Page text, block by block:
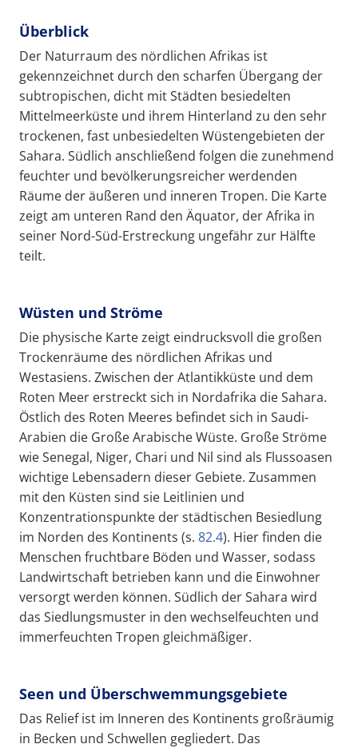
Überblick
Der Naturraum des nördlichen Afrikas ist
gekennzeichnet durch den scharfen Übergang der
subtropischen, dicht mit Städten besiedelten
Mittelmeerküste und ihrem Hinterland zu den sehr
trockenen, fast unbesiedelten Wüstengebieten der
Sahara. Südlich anschließend folgen die zunehmend
feuchter und bevölkerungsreicher werdenden
Räume der äußeren und inneren Tropen. Die Karte
zeigt am unteren Rand den Äquator, der Afrika in
seiner Nord-Süd-Erstreckung ungefähr zur Hälfte
teilt.
Wüsten und Ströme
Die physische Karte zeigt eindrucksvoll die großen
Trockenräume des nördlichen Afrikas und
Westasiens. Zwischen der Atlantikküste und dem
Roten Meer erstreckt sich in Nordafrika die Sahara.
Östlich des Roten Meeres befindet sich in Saudi-
Arabien die Große Arabische Wüste. Große Ströme
wie Senegal, Niger, Chari und Nil sind als Flussoasen
wichtige Lebensadern dieser Gebiete. Zusammen
mit den Küsten sind sie Leitlinien und
Konzentrationspunkte der städtischen Besiedlung
im Norden des Kontinents (s. 82.4). Hier finden die
Menschen fruchtbare Böden und Wasser, sodass
Landwirtschaft betrieben kann und die Einwohner
versorgt werden können. Südlich der Sahara wird
das Siedlungsmuster in den wechselfeuchten und
immerfeuchten Tropen gleichmäßiger.
Seen und Überschwemmungsgebiete
Das Relief ist im Inneren des Kontinents großräumig
in Becken und Schwellen gegliedert. Das